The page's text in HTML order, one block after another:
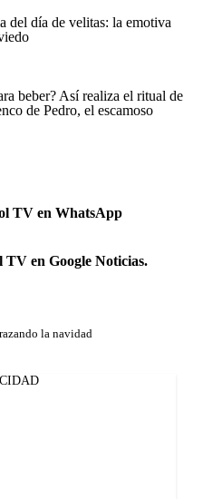
del día de velitas: la emotiva
beber? Así realiza el ritual de
de Pedro, el escamoso
TV en WhatsApp
TV en Google Noticias.
la navidad